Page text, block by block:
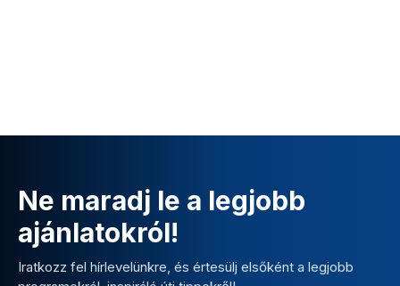
Ne maradj le a legjobb
ajánlatokról!
Iratkozz fel hírlevelünkre, és értesülj elsőként a legjobb